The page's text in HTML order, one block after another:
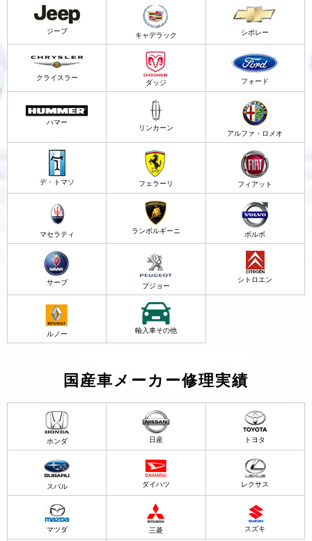
ジープ キャデラック シボレー
クライスラー ダッジ フォード
ハマー
リンカーン
アルファ・ロメオ
デ・トマソ フェラーリ フィアット
マセラティ ランボルギーニ ボルボ
サーブ プジョー
シトロエン
ルノー 輸入車その他
国産車メーカー修理実績
ホンダ 日産 トヨタ
スバル ダイハツ レクサス
マツダ 三菱 スズキ